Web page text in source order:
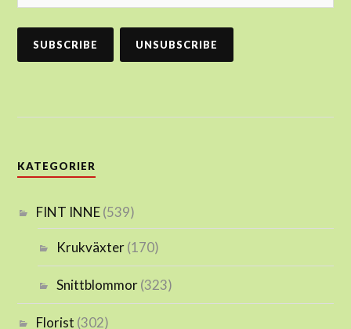
KATEGORIER
FINT INNE(539)
Krukväxter(170)
Snittblommor(323)
Florist (302)